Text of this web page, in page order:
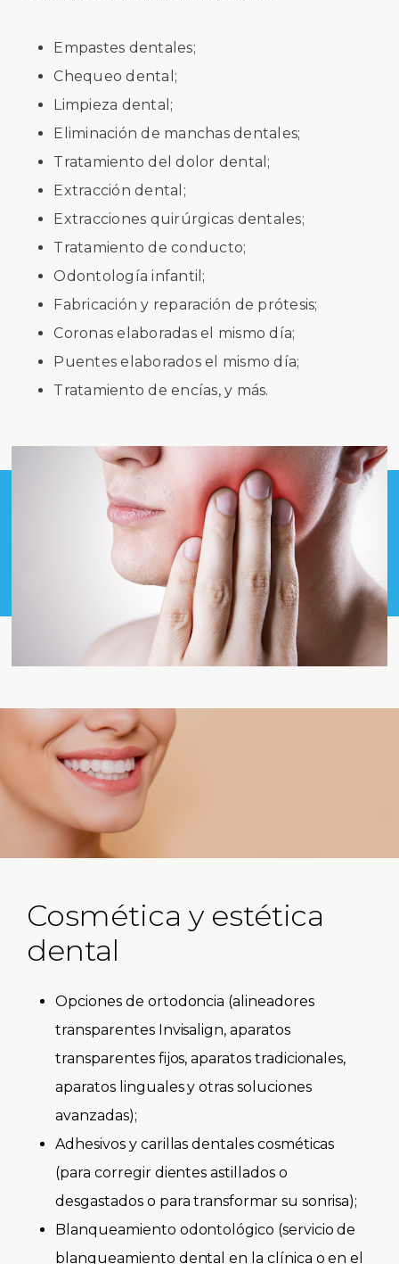
Empastes dentales;
Chequeo dental;
Limpieza dental;
Eliminación de manchas dentales;
Tratamiento del dolor dental;
Extracción dental;
Extracciones quirúrgicas dentales;
Tratamiento de conducto;
Odontología infantil;
Fabricación y reparación de prótesis;
Coronas elaboradas el mismo día;
Puentes elaborados el mismo día;
Tratamiento de encías, y más.
Cosmética y estética
dental
Opciones de ortodoncia (alineadores
transparentes Invisalign, aparatos
transparentes fijos, aparatos tradicionales,
aparatos linguales y otras soluciones
avanzadas);
Adhesivos y carillas dentales cosméticas
(para corregir dientes astillados o
desgastados o para transformar su sonrisa);
Blanqueamiento odontológico (servicio de
blanqueamiento dental en la clínica o en el